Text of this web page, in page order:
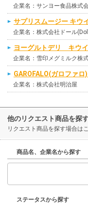
企業名：サンヨー食品株式
サプリスムージー キウ
企業名：株式会社ドール
ヨーグルトデリ キウ
企業名：雪印メグミルク株
GAROFALO(ガロファロ
企業名：株式会社明治屋
他のリクエスト商品を探
リクエスト商品を探す場合は
商品名、企業名から探す
ステータスから探す